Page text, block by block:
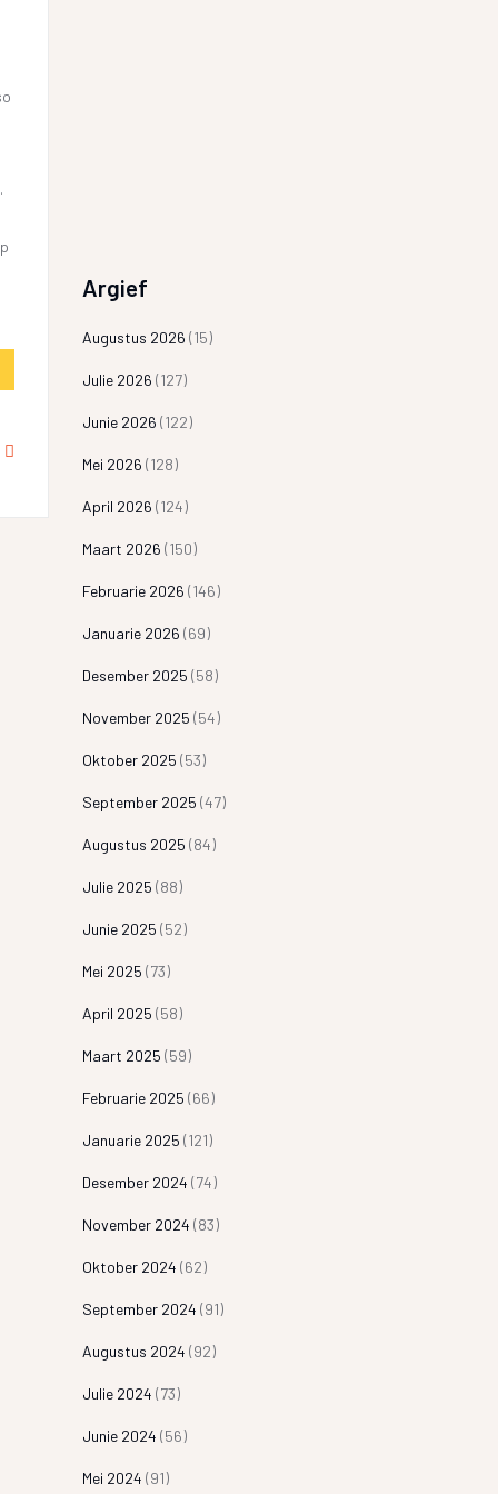
Argief
Augustus 2026 (15)
Julie 2026 (127)
Junie 2026 (122)
Mei 2026 (128)
April 2026 (124)
Maart 2026 (150)
Februarie 2026 (146)
Januarie 2026 (69)
Desember 2025 (58)
November 2025 (54)
Oktober 2025 (53)
September 2025 (47)
Augustus 2025 (84)
Julie 2025 (88)
Junie 2025 (52)
Mei 2025 (73)
April 2025 (58)
Maart 2025 (59)
Februarie 2025 (66)
Januarie 2025 (121)
Desember 2024 (74)
November 2024 (83)
Oktober 2024 (62)
September 2024 (91)
Augustus 2024 (92)
Julie 2024 (73)
Junie 2024 (56)
Mei 2024 (91)